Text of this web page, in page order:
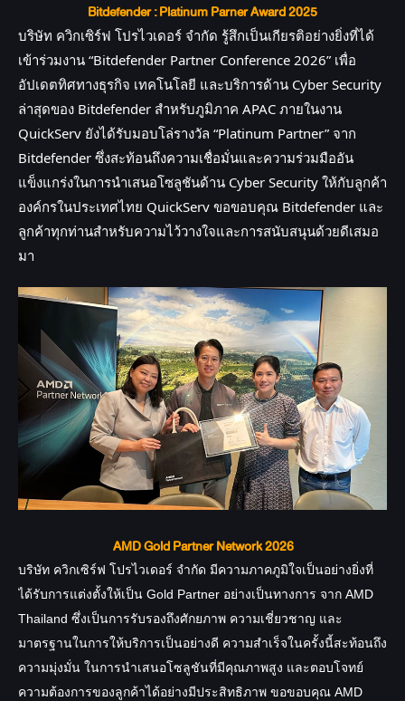
Bitdefender : Platinum Parner Award 2025
บริษัท ควิกเซิร์ฟ โปรไวเดอร์ จำกัด รู้สึกเป็นเกียรติอย่างยิ่งที่ได้
เข้าร่วมงาน “Bitdefender Partner Conference 2026” เพื่อ
อัปเดตทิศทางธุรกิจ เทคโนโลยี และบริการด้าน Cyber Security
ล่าสุดของ Bitdefender สำหรับภูมิภาค APAC ภายในงาน
QuickServ ยังได้รับมอบโล่รางวัล “Platinum Partner” จาก
Bitdefender ซึ่งสะท้อนถึงความเชื่อมั่นและความร่วมมืออัน
แข็งแกร่งในการนำเสนอโซลูชันด้าน Cyber Security ให้กับลูกค้า
องค์กรในประเทศไทย QuickServ ขอขอบคุณ Bitdefender และ
ลูกค้าทุกท่านสำหรับความไว้วางใจและการสนับสนุนด้วยดีเสมอ
มา
AMD Gold Partner Network 2026
บริษัท ควิกเซิร์ฟ โปรไวเดอร์ จำกัด มีความภาคภูมิใจเป็นอย่างยิ่งที่
ได้รับการแต่งตั้งให้เป็น Gold Partner อย่างเป็นทางการ จาก AMD
Thailand ซึ่งเป็นการรับรองถึงศักยภาพ ความเชี่ยวชาญ และ
มาตรฐานในการให้บริการเป็นอย่างดี ความสำเร็จในครั้งนี้สะท้อนถึง
ความมุ่งมั่น ในการนำเสนอโซลูชันที่มีคุณภาพสูง และตอบโจทย์
ความต้องการของลูกค้าได้อย่างมีประสิทธิภาพ ขอขอบคุณ AMD